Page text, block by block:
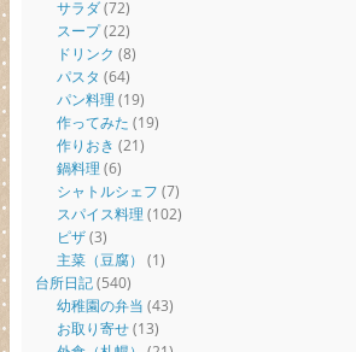
サラダ(72)
スープ(22)
ドリンク (8)
パスタ (64)
パン料理 (19)
作ってみた (19)
作りおき (21)
鍋料理 (6)
シャトルシェフ (7)
スパイス料理 (102)
ピザ(3)
主菜（豆腐） (1)
台所日記(540)
幼稚園の弁当 (43)
お取り寄せ(13)